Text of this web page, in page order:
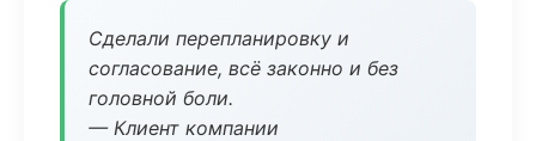
Сделали перепланировку и
согласование, всё законно и без
головной боли.
— Клиент компании